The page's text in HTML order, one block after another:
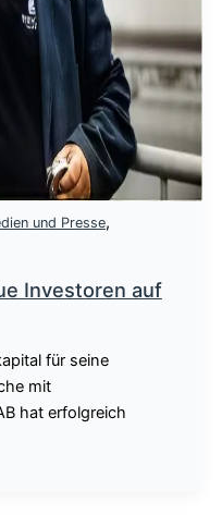
und Presse,
Investoren auf
für seine
mit
hat erfolgreich